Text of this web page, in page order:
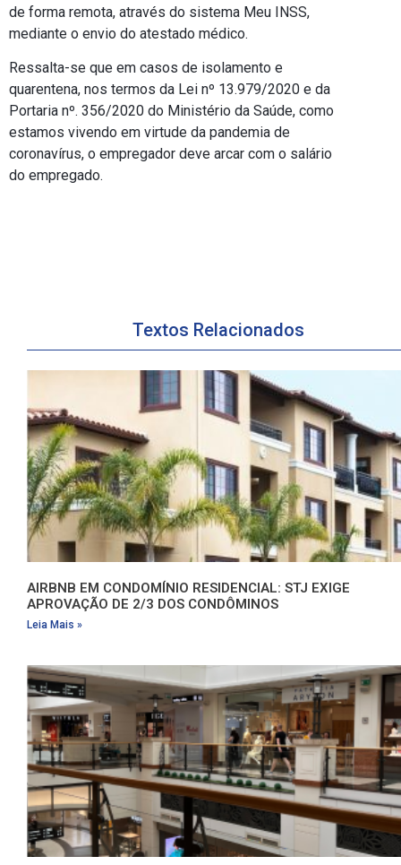
de forma remota, através do sistema Meu INSS,
mediante o envio do atestado médico.
Ressalta-se que em casos de isolamento e
quarentena, nos termos da Lei nº 13.979/2020 e da
Portaria nº. 356/2020 do Ministério da Saúde, como
estamos vivendo em virtude da pandemia de
coronavírus, o empregador deve arcar com o salário
do empregado.
Textos Relacionados
AIRBNB EM CONDOMÍNIO RESIDENCIAL: STJ EXIGE
APROVAÇÃO DE 2/3 DOS CONDÔMINOS
Leia Mais »